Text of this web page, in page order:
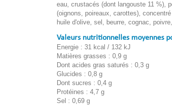
eau, crustacés (dont langouste 11 %),
(oignons, poireaux, carottes),
huile d'olive, sel, beurre, cognac,
Valeurs nutritionnelles moyennes
Energie : 31 kcal / 132 kJ
Matières grasses : 0,9 g
Dont acides gras saturés : 0,3 g
Glucides : 0,8 g
Dont sucres : 0,4 g
Protéines : 4,7 g
Sel : 0,69 g